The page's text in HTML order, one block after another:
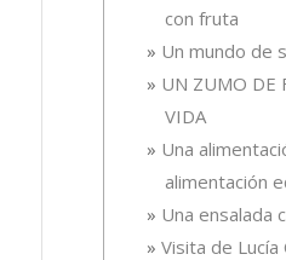
con fruta
Un mundo de
UN ZUMO DE
VIDA
Una
alimentación
Una ensalada
Visita de Lucía